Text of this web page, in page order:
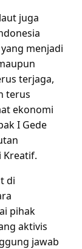
juga
menjadi
terjaga,
terus
ekonomi
I Gede
Kreatif.
di
pihak
aktivis
jawab